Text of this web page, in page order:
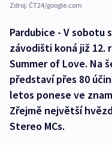
Zdroj: ČT24/google.com
Pardubice - V sobotu
závodišti koná již
Summer of Love. Na
představí přes 80
letos ponese ve
Zřejmě největší
Stereo MCs.